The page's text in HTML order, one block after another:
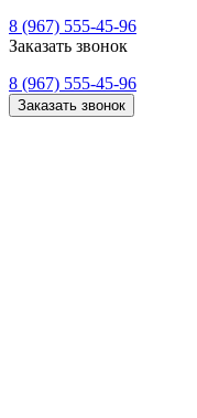
8 (967) 555-45-96
Заказать звонок
8 (967) 555-45-96
Заказать звонок